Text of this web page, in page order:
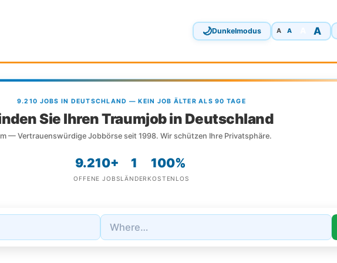
🌙Dunkelmodus A A A
9.210 JOBS IN DEUTSCHLAND — KEIN JOB ÄLTER ALS 90 TAGE
Sie Ihren Traumjob in Deutschland
— Vertrauenswürdige Jobbörse seit 1998. Wir schützen Ihre Privatsphäre.
9.210+
OFFENE JOBS
1
LÄNDER
100%
KOSTENLOS